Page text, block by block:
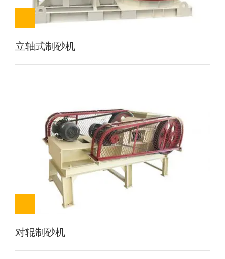
立轴式制砂机
对辊制砂机